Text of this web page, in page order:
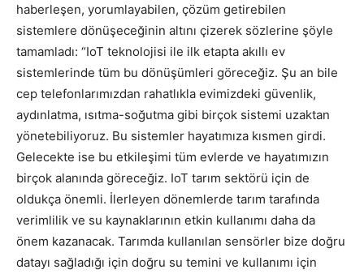
haberleşen, yorumlayabilen, çözüm getirebilen
sistemlere dönüşeceğinin altını çizerek sözlerine şöyle
tamamladı: “IoT teknolojisi ile ilk etapta akıllı ev
sistemlerinde tüm bu dönüşümleri göreceğiz. Şu an bile
cep telefonlarımızdan rahatlıkla evimizdeki güvenlik,
aydınlatma, ısıtma-soğutma gibi birçok sistemi uzaktan
yönetebiliyoruz. Bu sistemler hayatımıza kısmen girdi.
Gelecekte ise bu etkileşimi tüm evlerde ve hayatımızın
birçok alanında göreceğiz. IoT tarım sektörü için de
oldukça önemli. İlerleyen dönemlerde tarım tarafında
verimlilik ve su kaynaklarının etkin kullanımı daha da
önem kazanacak. Tarımda kullanılan sensörler bize doğru
datayı sağladığı için doğru su temini ve kullanımı için